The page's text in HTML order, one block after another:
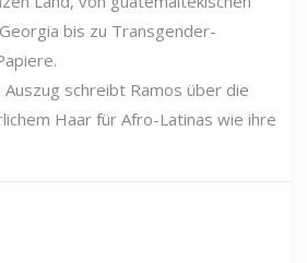
bis zu Transgender-
schreibt Ramos über die
Haar für Afro-Latinas wie ihre